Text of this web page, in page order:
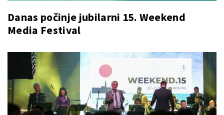
Danas počinje jubilarni 15. Weekend
Media Festival